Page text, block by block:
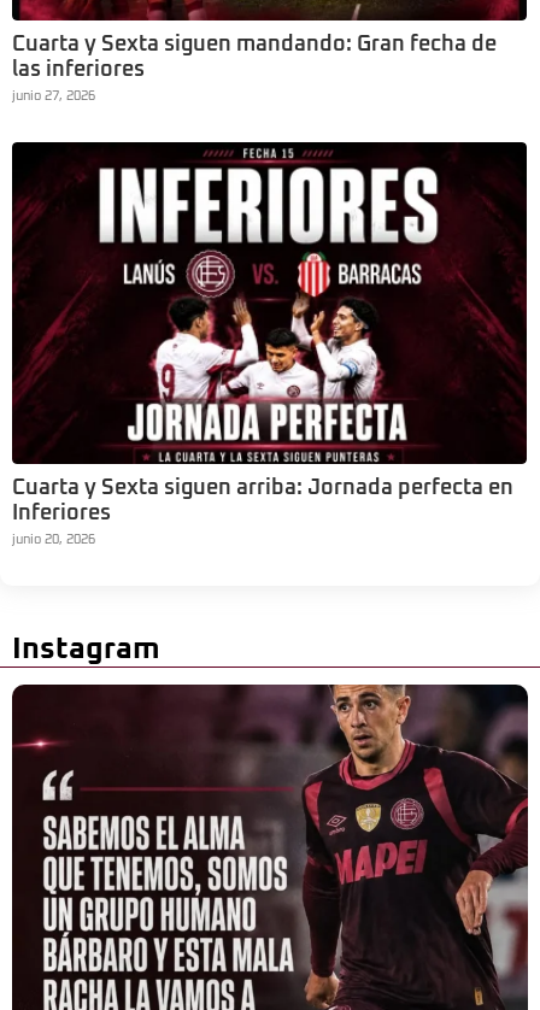
Cuarta y Sexta siguen mandando: Gran fecha de
las inferiores
junio 27, 2026
Cuarta y Sexta siguen arriba: Jornada perfecta en
Inferiores
junio 20, 2026
Instagram